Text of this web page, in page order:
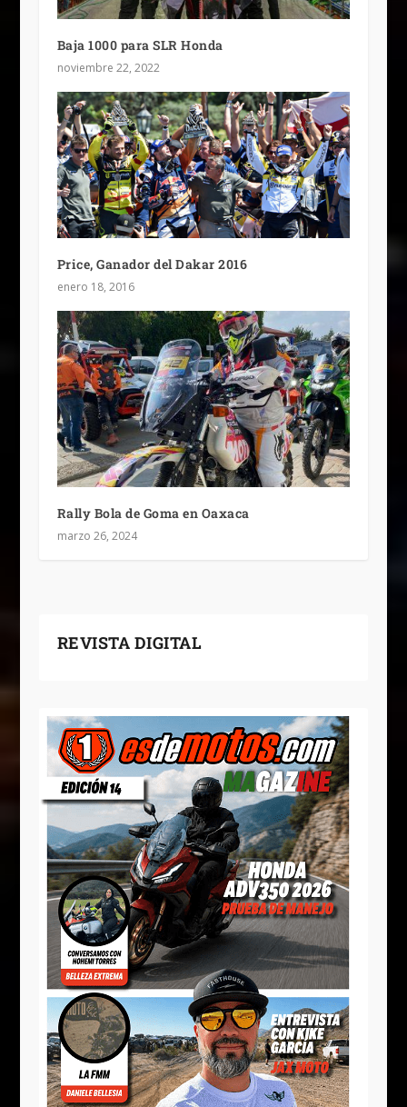
Baja 1000 para SLR Honda
noviembre 22, 2022
Price, Ganador del Dakar 2016
enero 18, 2016
Rally Bola de Goma en Oaxaca
marzo 26, 2024
REVISTA DIGITAL